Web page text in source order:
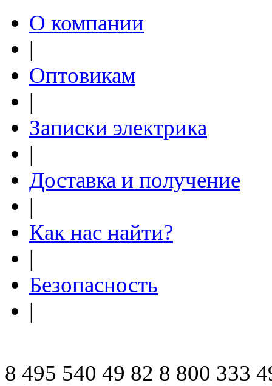
О компании
|
Оптовикам
|
Записки электрика
|
Доставка и получение
|
Как нас найти?
|
Безопасность
|
8 495 540 49 82 8 800 333